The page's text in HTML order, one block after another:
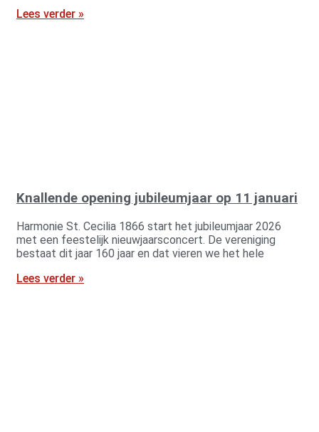
Lees verder »
Knallende opening jubileumjaar op 11 januari
Harmonie St. Cecilia 1866 start het jubileumjaar 2026
met een feestelijk nieuwjaarsconcert. De vereniging
bestaat dit jaar 160 jaar en dat vieren we het hele
Lees verder »